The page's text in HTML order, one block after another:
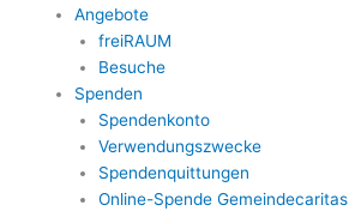
Angebote
freiRAUM
Besuche
Spenden
Spendenkonto
Verwendungszwecke
Spendenquittungen
Online-Spende Gemeindecaritas